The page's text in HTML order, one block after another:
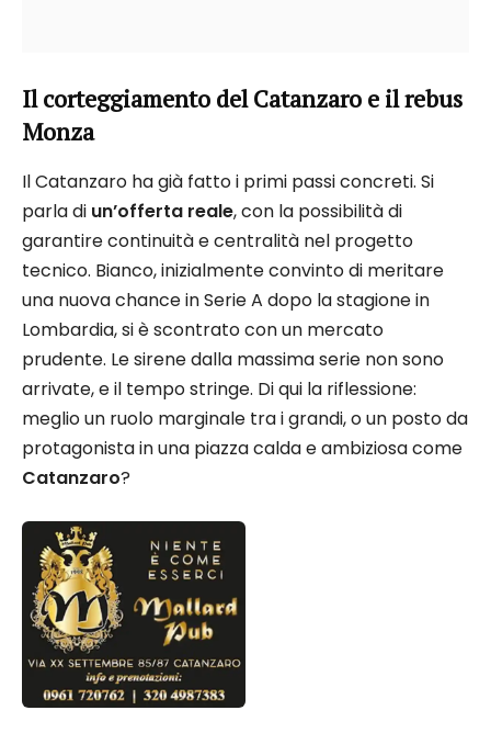
Il corteggiamento del Catanzaro e il rebus
Monza
Il Catanzaro ha già fatto i primi passi concreti. Si
parla di un’offerta reale, con la possibilità di
garantire continuità e centralità nel progetto
tecnico. Bianco, inizialmente convinto di meritare
una nuova chance in Serie A dopo la stagione in
Lombardia, si è scontrato con un mercato
prudente. Le sirene dalla massima serie non sono
arrivate, e il tempo stringe. Di qui la riflessione:
meglio un ruolo marginale tra i grandi, o un posto da
protagonista in una piazza calda e ambiziosa come
Catanzaro?